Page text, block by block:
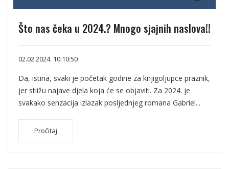
Što nas čeka u 2024.? Mnogo sjajnih naslova!!
02.02.2024. 10:10:50
Da, istina, svaki je početak godine za knjigoljupce praznik,
jer stiižu najave djela koja će se objaviti. Za 2024. je
svakako senzacija izlazak posljednjeg romana Gabriel...
Pročitaj